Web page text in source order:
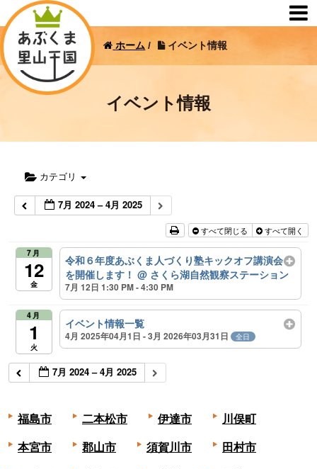
ホーム / イベント情報
イベント情報
カテゴリ
7月 2024 – 4月 2025
すべて閉じる すべて開く
7月
12
金
令和６年度あぶくま人づくり塾キックオフ講演会
を開催します！@ さくら湖自然観察ステーション
7月 12日 1:30 PM - 4:30 PM
4月
1
火
イベント情報一覧
4月 2025年04月1日 - 3月 2026年03月31日 全日
7月 2024 – 4月 2025
福島市 二本松市 伊達市 川俣町
本宮市 郡山市 須賀川市 田村市